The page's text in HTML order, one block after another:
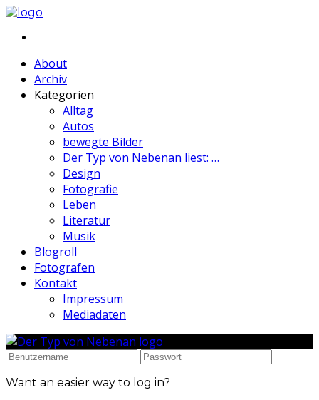
About
Archiv
Kategorien
Alltag
Autos
bewegte Bilder
Der Typ von Nebenan liest: …
Design
Fotografie
Leben
Literatur
Musik
Blogroll
Fotografen
Kontakt
Impressum
Mediadaten
Want an easier way to log in?